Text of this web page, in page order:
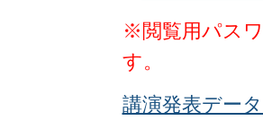
※閲覧用パス
す。
講演発表デー